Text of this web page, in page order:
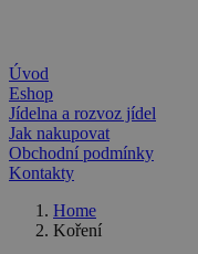
Úvod
Eshop
Jídelna a rozvoz jídel
Jak nakupovat
Obchodní podmínky
Kontakty
Home
Koření